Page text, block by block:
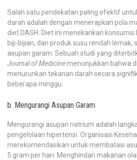
Salah satu pendekatan paling efektif
darah adalah dengan menerapkan pola
diet DASH. Diet ini menekankan
biji-bijian, dan produk susu rendah lemak,
asupan garam. Sebuah studi yang
Journal of Medicinemenunjukkan bahwa
menurunkan tekanan darah secara
beberapa minggu.
b. Mengurangi Asupan Garam
Mengurangi asupan natrium adalah
pengelolaan hipertensi. Organisasi
merekomendasikan untuk membatasi
5 gram per hari. Menghindari makanan